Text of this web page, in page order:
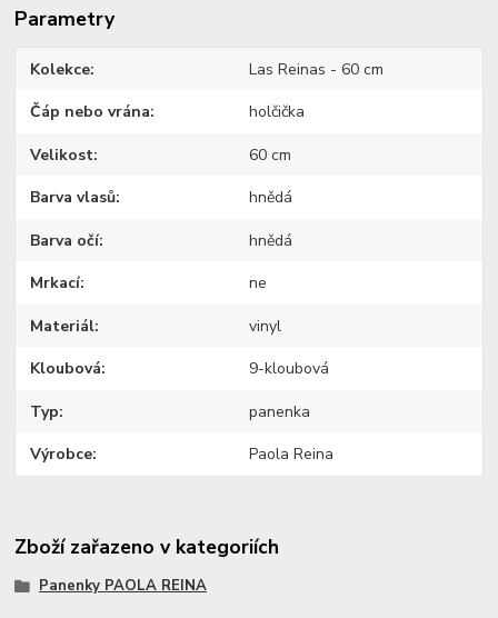
Parametry
Kolekce Las Reinas - 60 cm
Čáp nebo vrána holčička
Velikost 60 cm
Barva vlasů hnědá
Barva očí hnědá
Mrkací ne
Materiál vinyl
Kloubová 9-kloubová
Typ panenka
Výrobce Paola Reina
Zboží zařazeno v kategoriích
Panenky PAOLA REINA